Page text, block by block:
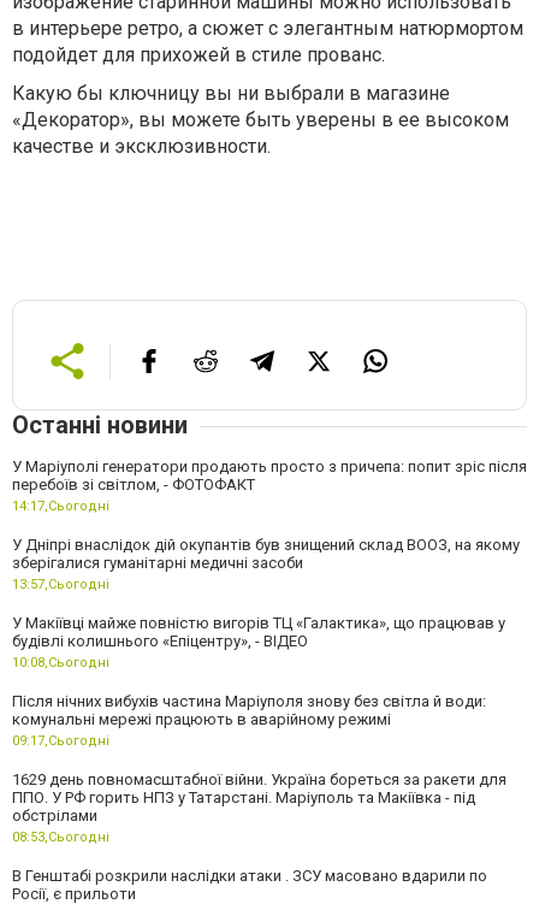
в интерьере ретро, а сюжет с элегантным натюрмортом
подойдет для прихожей в стиле прованс.
Какую бы ключницу вы ни выбрали в магазине
«Декоратор», вы можете быть уверены в ее высоком
качестве и эксклюзивности.
Останні новини
У Маріуполі генератори продають просто з причепа: попит зріс після
перебоїв зі світлом, - ФОТОФАКТ
14:17,Сьогодні
У Дніпрі внаслідок дій окупантів був знищений склад ВООЗ, на якому
зберігалися гуманітарні медичні засоби
13:57,Сьогодні
У Макіївці майже повністю вигорів ТЦ «Галактика», що працював у
будівлі колишнього «Епіцентру», - ВІДЕО
10:08,Сьогодні
Після нічних вибухів частина Маріуполя знову без світла й води:
комунальні мережі працюють в аварійному режимі
09:17,Сьогодні
1629 день повномасштабної війни. Україна бореться за ракети для
ППО. У РФ горить НПЗ у Татарстані. Маріуполь та Макіївка - під
обстрілами
08:53,Сьогодні
В Генштабі розкрили наслідки атаки . ЗСУ масовано вдарили по
Росії, є прильоти